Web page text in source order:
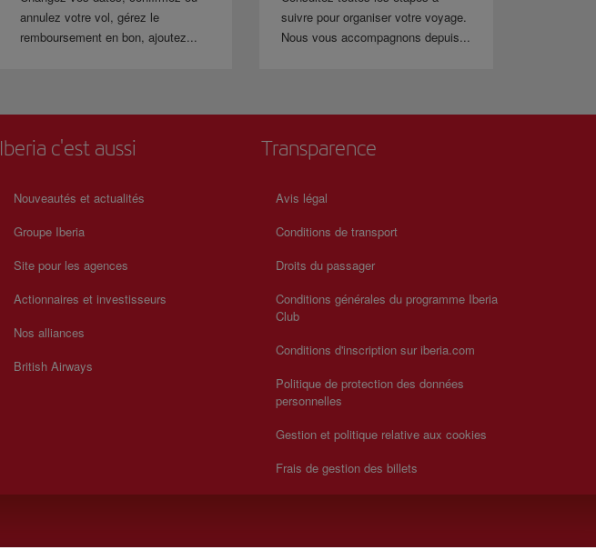
annulez votre vol, gérez le
remboursement en bon, ajoutez...
suivre pour organiser votre voyage.
Nous vous accompagnons depuis...
Iberia c'est aussi
Nouveautés et actualités
Groupe Iberia
Site pour les agences
Actionnaires et investisseurs
Nos alliances
British Airways
Transparence
Avis légal
Conditions de transport
Droits du passager
Conditions générales du programme Iberia
Club
Conditions d'inscription sur iberia.com
Politique de protection des données
personnelles
Gestion et politique relative aux cookies
Frais de gestion des billets